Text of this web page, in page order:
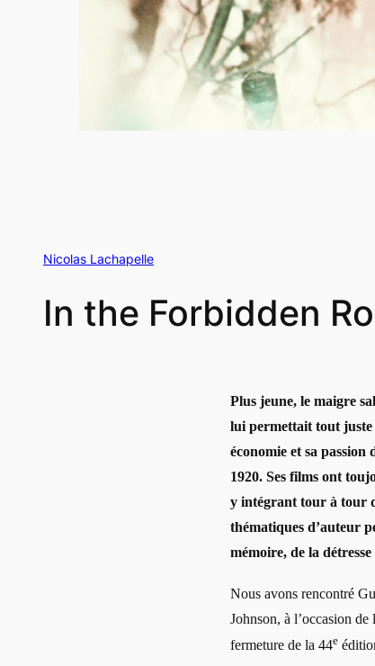
Nicolas Lachapelle
In the Forbidden
Plus jeune, le maigre
lui permettait tout juste
économie et sa passion
1920. Ses films ont
y intégrant tour à tour
thématiques d’auteur
mémoire, de la
Nous avons rencontré
Johnson, à l’occasion
fermeture de la 44e